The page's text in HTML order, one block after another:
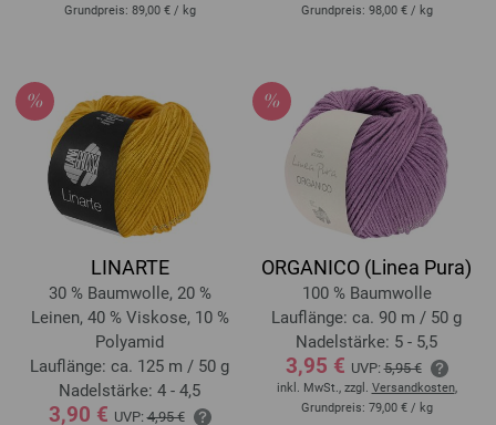
Grundpreis: 89,00 € / kg
Grundpreis: 98,00 € / kg
LINARTE
30 % Baumwolle, 20 %
Leinen, 40 % Viskose, 10 %
Polyamid
Lauflänge: ca. 125 m / 50 g
Nadelstärke: 4 - 4,5
3,90 € UVP:4,95 €
ORGANICO (Linea Pura)
100 % Baumwolle
Lauflänge: ca. 90 m / 50 g
Nadelstärke: 5 - 5,5
3,95 € UVP:5,95 €
inkl. MwSt., zzgl. Versandkosten,
Grundpreis: 79,00 € / kg